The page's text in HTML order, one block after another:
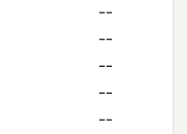
--
--
--
--
--